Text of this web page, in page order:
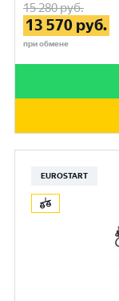
15 280руб.
13 570 руб.
при обмене
EUROSTART